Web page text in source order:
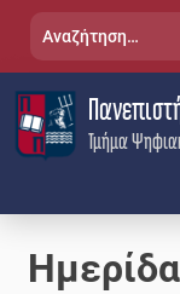
content
Τμήμα
Αναζήτηση